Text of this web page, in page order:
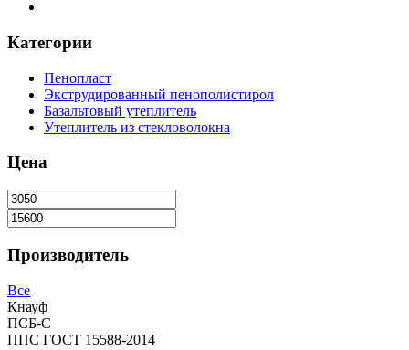
Категории
Пенопласт
Экструдированный пенополистирол
Базальтовый утеплитель
Утеплитель из стекловолокна
Цена
Производитель
Все
Кнауф
ПСБ-C
ППС ГОСТ 15588-2014